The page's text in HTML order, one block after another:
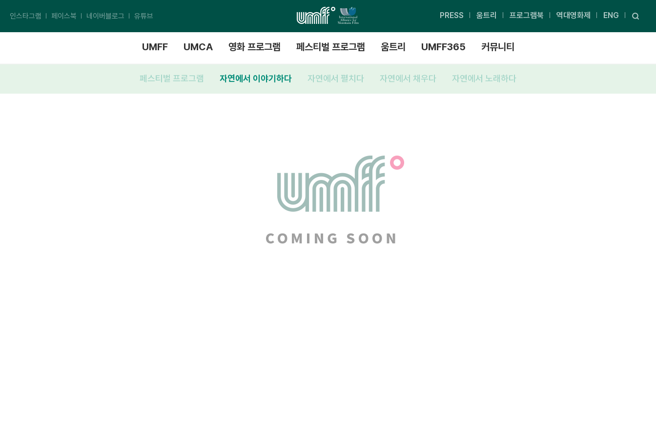
인스타그램 페이스북 네이버블로그 유튜브 PRESS 움트리 프로그램북 역대영화제 ENG
UMFF UMCA 영화 프로그램 페스티벌 프로그램 움트리 UMFF365 커뮤니티
페스티벌 프로그램 자연에서 이야기하다 자연에서 펼치다 자연에서 채우다 자연에서 노래하다